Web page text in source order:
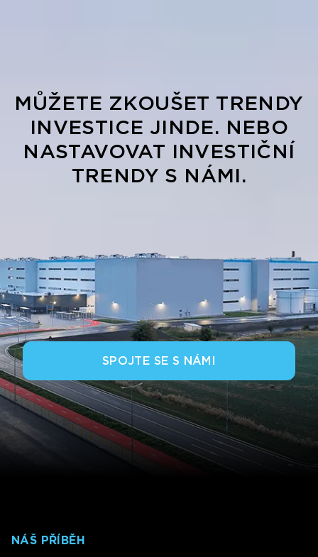
MŮŽETE ZKOUŠET TRENDY
INVESTICE JINDE. NEBO
NASTAVOVAT INVESTIČNÍ
TRENDY S NÁMI.
SPOJTE SE S NÁMI
NÁŠ PŘÍBĚH